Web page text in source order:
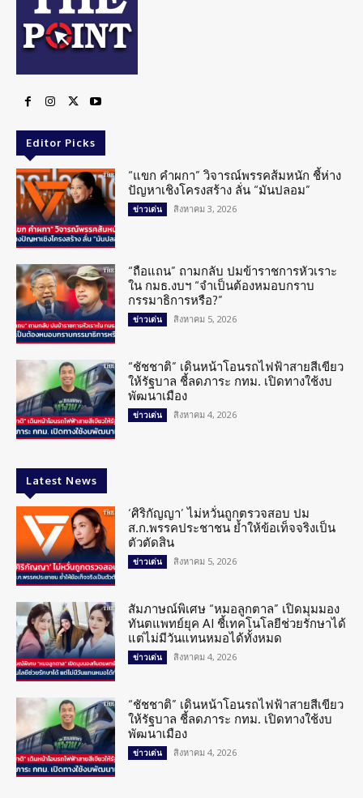
Editor Picks
“แขก คำผกา” วิจารณ์พรรคส้มหนัก ชี้ห่าง
ปัญหาเชิงโครงสร้าง ลั่น “มันปลอม”
ข่าวเด่น สิงหาคม 3, 2026
“ถือแถน” ถามกลับ ปมข้าราชการหัวเราะ
ใน กมธ.งบฯ “จำเป็นต้องหมอบกราบ
กรรมาธิการหรือ?”
ข่าวเด่น สิงหาคม 5, 2026
“ชัชชาติ” เดินหน้าโอนรถไฟฟ้าสายสีเขียว
ให้รัฐบาล ชี้ลดภาระ กทม. เปิดทางใช้งบ
พัฒนาเมือง
ข่าวเด่น สิงหาคม 4, 2026
Latest News
‘ศิริกัญญา’ ไม่หวั่นถูกตรวจสอบ ปม
ส.ก.พรรคประชาชน ย้ำให้ข้อเท็จจริงเป็น
ตัวตัดสิน
ข่าวเด่น สิงหาคม 5, 2026
สัมภาษณ์พิเศษ “หมอลูกตาล” เปิดมุมมอง
ทันตแพทย์ยุค AI ชี้เทคโนโลยีช่วยรักษาได้
แต่ไม่มีวันแทนหมอได้ทั้งหมด
ข่าวเด่น สิงหาคม 4, 2026
“ชัชชาติ” เดินหน้าโอนรถไฟฟ้าสายสีเขียว
ให้รัฐบาล ชี้ลดภาระ กทม. เปิดทางใช้งบ
พัฒนาเมือง
ข่าวเด่น สิงหาคม 4, 2026